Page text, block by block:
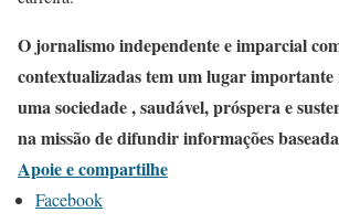
O jornalismo independente e imparcial
contextualizadas tem um lugar importante
uma sociedade , saudável, próspera e
na missão de difundir informações
Apoie e compartilhe
Facebook